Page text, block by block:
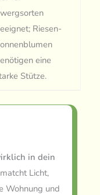
Riesen-
eine
Stütze.
in dein
Licht,
Wohnung und